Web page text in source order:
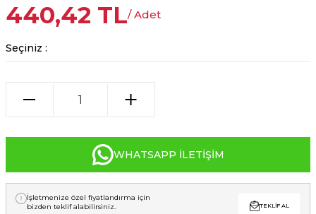
440,42 TL/ Adet
Seçiniz :
WHATSAPP İLETIŞIM
İşletmenize özel fiyatlandırma için
bizden teklif alabilirsiniz.
TEKLIF AL